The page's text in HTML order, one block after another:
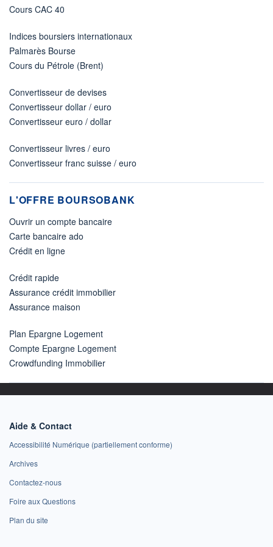
Cours CAC 40
Indices boursiers internationaux
Palmarès Bourse
Cours du Pétrole (Brent)
Convertisseur de devises
Convertisseur dollar / euro
Convertisseur euro / dollar
Convertisseur livres / euro
Convertisseur franc suisse / euro
L'OFFRE BOURSOBANK
Ouvrir un compte bancaire
Carte bancaire ado
Crédit en ligne
Crédit rapide
Assurance crédit immobilier
Assurance maison
Plan Epargne Logement
Compte Epargne Logement
Crowdfunding Immobilier
Aide & Contact
Accessibilité Numérique (partiellement conforme)
Archives
Contactez-nous
Foire aux Questions
Plan du site